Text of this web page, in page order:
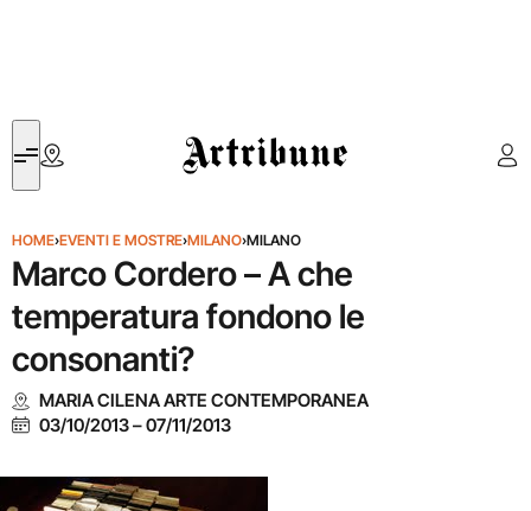
Artribune
HOME›EVENTI E MOSTRE›MILANO›MILANO
Marco Cordero – A che
temperatura fondono le
consonanti?
MARIA CILENA ARTE CONTEMPORANEA
03/10/2013–07/11/2013